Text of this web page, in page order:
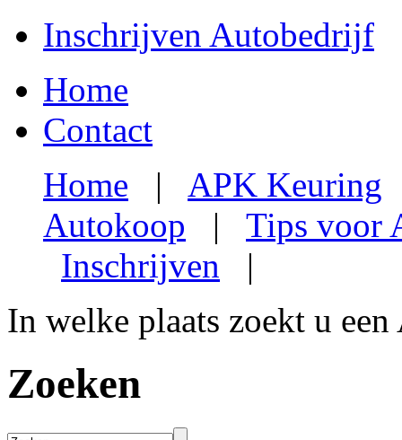
Inschrijven Autobedrijf
Home
Contact
Home | APK Keuring
Autokoop | Tips voor
Inschrijven |
In welke plaats zoekt u
Zoeken